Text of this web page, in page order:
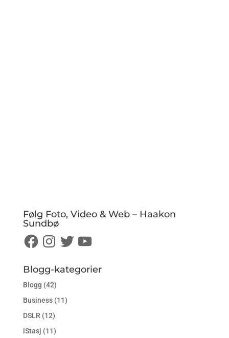
Følg Foto, Video & Web – Haakon
Sundbø
FacebookInstagram
TwitterYouTube
Blogg-kategorier
Blogg (42)
Business(11)
DSLR (12)
iStasj (11)